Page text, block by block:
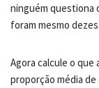
ninguém questiona
foram mesmo
Agora calcule o que
proporção média